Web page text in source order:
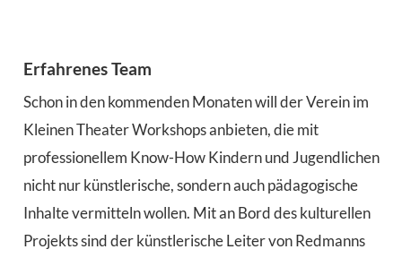
Erfahrenes Team
Schon in den kommenden Monaten will der Verein im
Kleinen Theater Workshops anbieten, die mit
professionellem Know-How Kindern und Jugendlichen
nicht nur künstlerische, sondern auch pädagogische
Inhalte vermitteln wollen. Mit an Bord des kulturellen
Projekts sind der künstlerische Leiter von Redmanns